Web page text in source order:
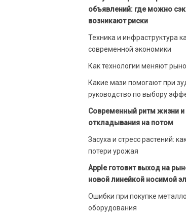
объявлений: где можно
возникают риски
Техника и инфраструктура
современной экономики
Как технологии меняют
Какие мази помогают при
руководство по выбору
Современный ритм жизни и
откладывания на потом
Засуха и стресс растений:
потери урожая
Apple готовит выход на
новой линейкой носимой
Ошибки при покупке
оборудования